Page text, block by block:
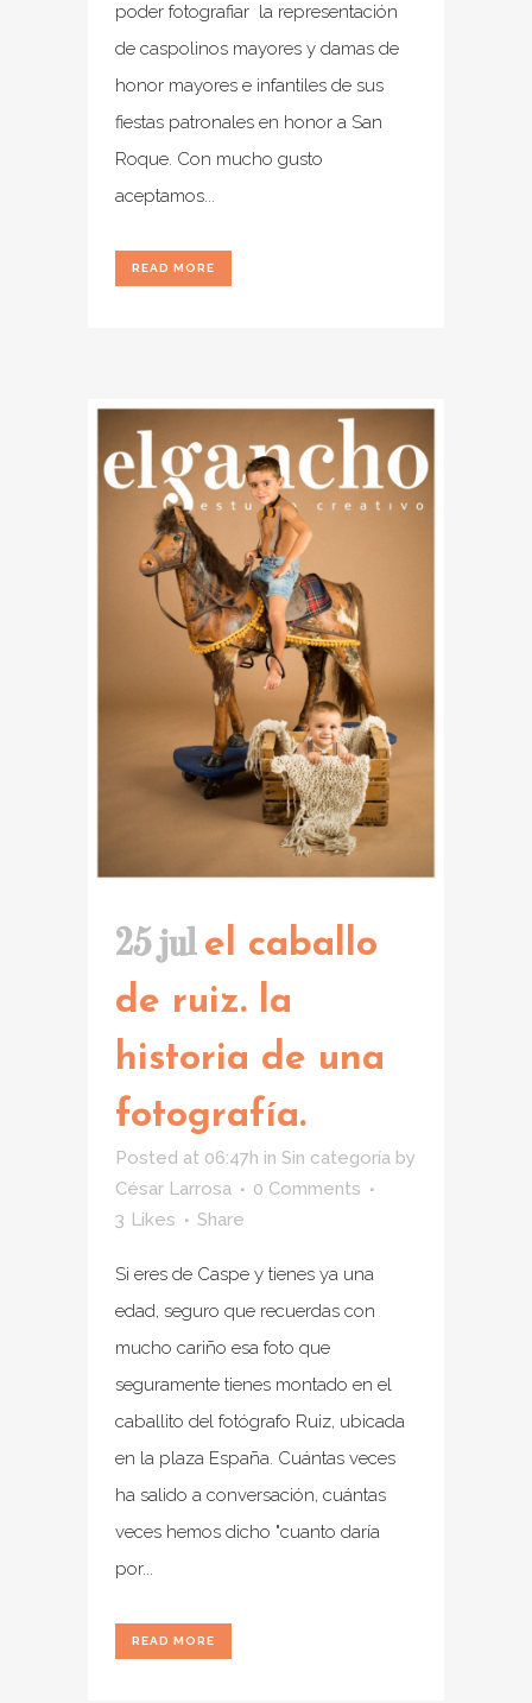
poder fotografiar la representación
de caspolinos mayores y damas de
honor mayores e infantiles de sus
fiestas patronales en honor a San
Roque. Con mucho gusto
aceptamos...
READ MORE
25 jul el caballo
de ruiz. la
historia de una
fotografía.
Posted at 06:47h in Sin categoría by
César Larrosa
0 Comments
3 Likes Share
Si eres de Caspe y tienes ya una
edad, seguro que recuerdas con
mucho cariño esa foto que
seguramente tienes montado en el
caballito del fotógrafo Ruiz, ubicada
en la plaza España. Cuántas veces
ha salido a conversación, cuántas
veces hemos dicho "cuanto daría
por...
READ MORE